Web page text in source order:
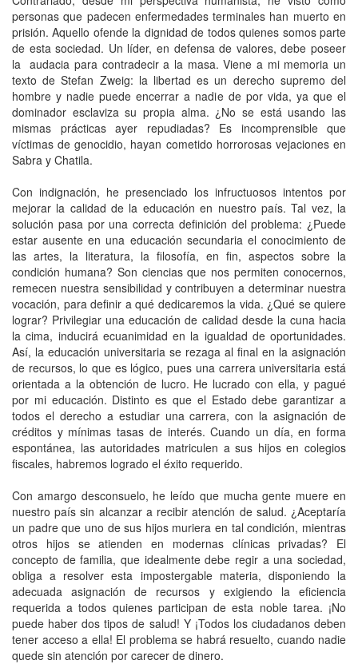
personas que padecen enfermedades terminales han muerto en
prisión. Aquello ofende la dignidad de todos quienes somos parte
de esta sociedad. Un líder, en defensa de valores, debe poseer
la audacia para contradecir a la masa. Viene a mi memoria un
texto de Stefan Zweig: la libertad es un derecho supremo del
hombre y nadie puede encerrar a nadie de por vida, ya que el
dominador esclaviza su propia alma. ¿No se está usando las
mismas prácticas ayer repudiadas? Es incomprensible que
víctimas de genocidio, hayan cometido horrorosas vejaciones en
Sabra y Chatila.
Con indignación, he presenciado los infructuosos intentos por
mejorar la calidad de la educación en nuestro país. Tal vez, la
solución pasa por una correcta definición del problema: ¿Puede
estar ausente en una educación secundaria el conocimiento de
las artes, la literatura, la filosofía, en fin, aspectos sobre la
condición humana? Son ciencias que nos permiten conocernos,
remecen nuestra sensibilidad y contribuyen a determinar nuestra
vocación, para definir a qué dedicaremos la vida. ¿Qué se quiere
lograr? Privilegiar una educación de calidad desde la cuna hacia
la cima, inducirá ecuanimidad en la igualdad de oportunidades.
Así, la educación universitaria se rezaga al final en la asignación
de recursos, lo que es lógico, pues una carrera universitaria está
orientada a la obtención de lucro. He lucrado con ella, y pagué
por mi educación. Distinto es que el Estado debe garantizar a
todos el derecho a estudiar una carrera, con la asignación de
créditos y mínimas tasas de interés. Cuando un día, en forma
espontánea, las autoridades matriculen a sus hijos en colegios
fiscales, habremos logrado el éxito requerido.
Con amargo desconsuelo, he leído que mucha gente muere en
nuestro país sin alcanzar a recibir atención de salud. ¿Aceptaría
un padre que uno de sus hijos muriera en tal condición, mientras
otros hijos se atienden en modernas clínicas privadas? El
concepto de familia, que idealmente debe regir a una sociedad,
obliga a resolver esta impostergable materia, disponiendo la
adecuada asignación de recursos y exigiendo la eficiencia
requerida a todos quienes participan de esta noble tarea. ¡No
puede haber dos tipos de salud! Y ¡Todos los ciudadanos deben
tener acceso a ella! El problema se habrá resuelto, cuando nadie
quede sin atención por carecer de dinero.